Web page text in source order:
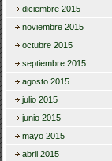
diciembre 2015
noviembre 2015
octubre 2015
septiembre 2015
agosto 2015
julio 2015
junio 2015
mayo 2015
abril 2015